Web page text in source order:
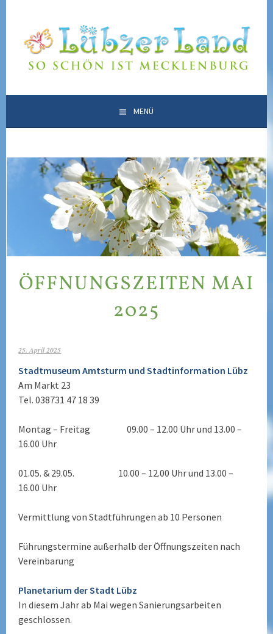
InhaltLÜBZER LAND
SO SCHÖN IST MECKLENBURG
MENÜ
ÖFFNUNGSZEITEN MAI
2025
25. April 2025
Stadtmuseum Amtsturm und Stadtinformation Lübz
Am Markt 23
Tel. 038731 47 18 39
Montag – Freitag 09.00 – 12.00 Uhr und 13.00 –
16.00 Uhr
01.05. & 29.05. 10.00 – 12.00 Uhr und 13.00 –
16.00 Uhr
Vermittlung von Stadtführungen ab 10 Personen
Führungstermine außerhalb der Öffnungszeiten nach
Vereinbarung
Planetarium der Stadt Lübz
In diesem Jahr ab Mai wegen Sanierungsarbeiten
geschlossen.